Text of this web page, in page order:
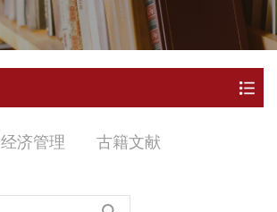
经济管理
古籍文献